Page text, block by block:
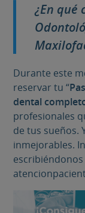
¿En qué
Durante este
reservar tu “
dental
profesionales
de tus sueños.
inmejorables.
escribiéndonos